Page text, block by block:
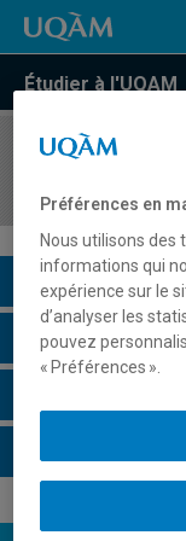
Étudier à l'UQAM
COURS//
Description du
Horaire - Été
Préférences en
Nous utilisons des
informations qui
expérience sur le
d’analyser les
pouvez
« Préférences ».